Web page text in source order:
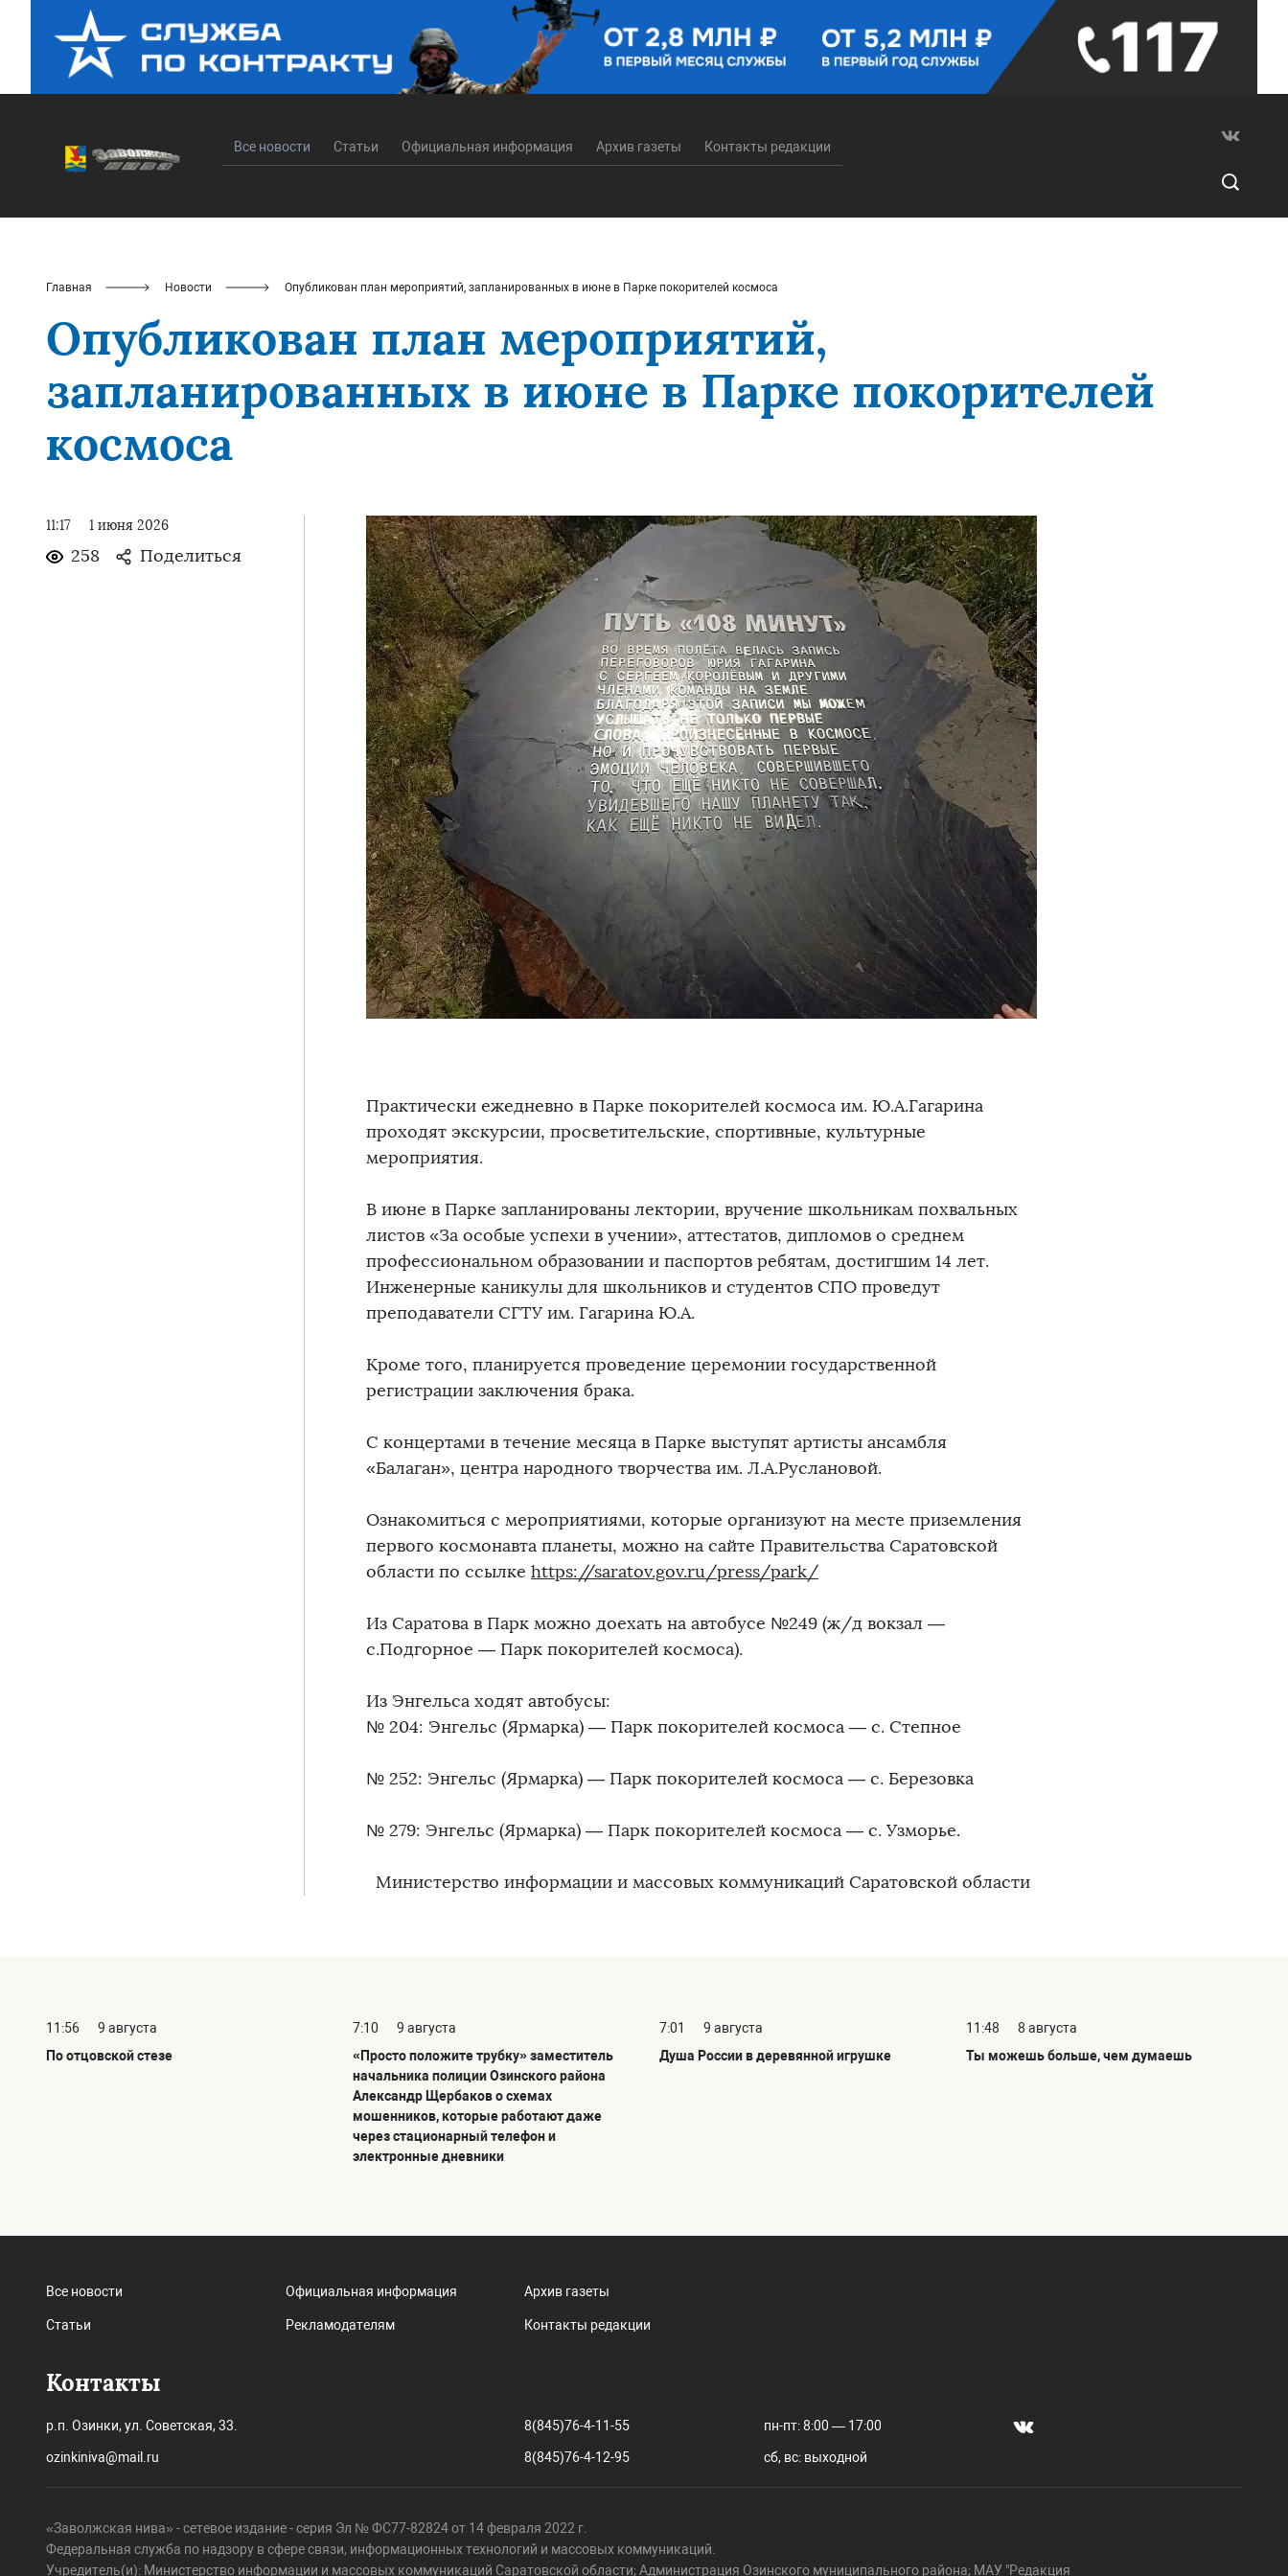
Все новости Статьи Официальная информация Архив газеты Контакты редакции
Главная Новости Опубликован план мероприятий, запланированных в июне в Парке покорителей космоса
Опубликован план мероприятий,
запланированных в июне в Парке покорителей
космоса
11:17 1 июня 2026
258 Поделиться
Практически ежедневно в Парке покорителей космоса им. Ю.А.Гагарина
проходят экскурсии, просветительские, спортивные, культурные
мероприятия.
В июне в Парке запланированы лектории, вручение школьникам похвальных
листов «За особые успехи в учении», аттестатов, дипломов о среднем
профессиональном образовании и паспортов ребятам, достигшим 14 лет.
Инженерные каникулы для школьников и студентов СПО проведут
преподаватели СГТУ им. Гагарина Ю.А.
Кроме того, планируется проведение церемонии государственной
регистрации заключения брака.
С концертами в течение месяца в Парке выступят артисты ансамбля
«Балаган», центра народного творчества им. Л.А.Руслановой.
Ознакомиться с мероприятиями, которые организуют на месте приземления
первого космонавта планеты, можно на сайте Правительства Саратовской
области по ссылке https://saratov.gov.ru/press/park/
Из Саратова в Парк можно доехать на автобусе №249 (ж/д вокзал —
с.Подгорное — Парк покорителей космоса).
Из Энгельса ходят автобусы:
№ 204: Энгельс (Ярмарка) — Парк покорителей космоса — с. Степное
№ 252: Энгельс (Ярмарка) — Парк покорителей космоса — с. Березовка
№ 279: Энгельс (Ярмарка) — Парк покорителей космоса — с. Узморье.
Министерство информации и массовых коммуникаций Саратовской области
11:56
9 августа
По отцовской стезе
7:10
9 августа
«Просто положите трубку» заместитель
начальника полиции Озинского района
Александр Щербаков о схемах
мошенников, которые работают даже
через стационарный телефон и
электронные дневники
7:01
9 августа
Душа России в деревянной игрушке
11:48
8 августа
Ты можешь больше, чем думаешь
Все новости
Статьи
Официальная информация
Рекламодателям
Архив газеты
Контакты редакции
Контакты
р.п. Озинки, ул. Советская, 33.
ozinkiniva@mail.ru
8(845)76-4-11-55
8(845)76-4-12-95
пн-пт: 8:00 — 17:00
сб, вс: выходной
«Заволжская нива» - сетевое издание - серия Эл № ФС77-82824 от 14 февраля 2022 г.
Федеральная служба по надзору в сфере связи, информационных технологий и массовых коммуникаций.
Учредитель(и): Министерство информации и массовых коммуникаций Саратовской области; Администрация Озинского муниципального района; МАУ "Редакция